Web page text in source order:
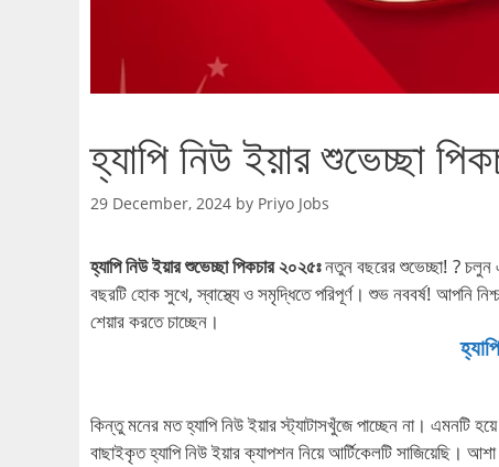
হ্যাপি নিউ ইয়ার শুভেচ্ছা
29 December, 2024 by Priyo Jobs
হ্যাপি নিউ ইয়ার শুভেচ্ছা পিকচার ২০২৫ঃনতুন বছরের শুভেচ্ছা! ?
বছরটি হোক সুখে, স্বাস্থ্যে ও সমৃদ্ধিতে পরিপূর্ণ। শুভ নববর্ষ! আপনি
শেয়ার করতে চাচ্ছেন।
কিন্তু মনের মত হ্যাপি নিউ ইয়ার স্ট্যাটাসখুঁজে পাচ্ছেন না।
বাছাইকৃত হ্যাপি নিউ ইয়ার ক্যাপশন নিয়ে আর্টিকেলটি সাজিয়েছি।